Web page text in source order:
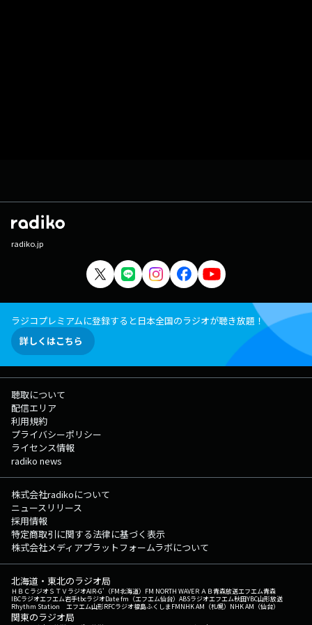
radiko.jp
ラジコプレミアムに登録すると日本全国のラジオが聴き放題！
詳しくはこちら
聴取について
配信エリア
利用規約
プライバシーポリシー
ライセンス情報
radiko news
株式会社radikoについて
ニュースリリース
採用情報
特定商取引に関する法律に基づく表示
株式会社メディアプラットフォームラボについて
北海道・東北のラジオ局
ＨＢＣラジオＳＴＶラジオAIR-G'（FM北海道） FM NORTH WAVEＲＡＢ青森放送エフエム青森
IBCラジオエフエム岩手tbcラジオDate fm（エフエム仙台） ABSラジオエフエム秋田YBC山形放送
Rhythm Station エフエム山形RFCラジオ福島ふくしまFMNHK AM（札幌） NHK AM（仙台）
関東のラジオ局